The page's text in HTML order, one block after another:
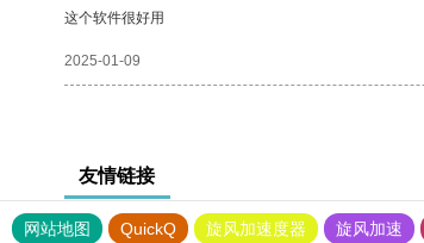
这个软件很好用
2025-01-09
友情链接
网站地图 QuickQ 旋风加速度器 旋风加速